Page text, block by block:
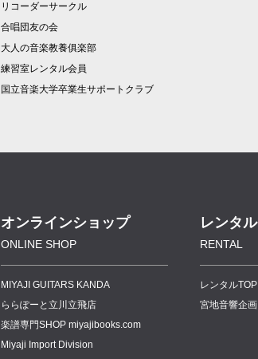
リコーダーサークル
合唱団友の会
大人の音楽教養俱楽部
練習室レンタル会員
国立音楽大学卒業生サポートクラブ
オンラインショップ
ONLINE SHOP
MIYAJI GUITARS KANDA
ららぽーと立川立飛店
楽譜専門SHOP miyajibooks.com
Miyaji Import Division
レンタル
RENTAL
レンタルTOP
宮地音響企画